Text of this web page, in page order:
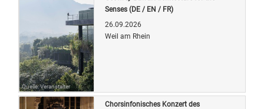
Quelle: Veranstalter
Senses (DE / EN / FR)
26.09.2026
Weil am Rhein
Chorsinfonisches Konzert des